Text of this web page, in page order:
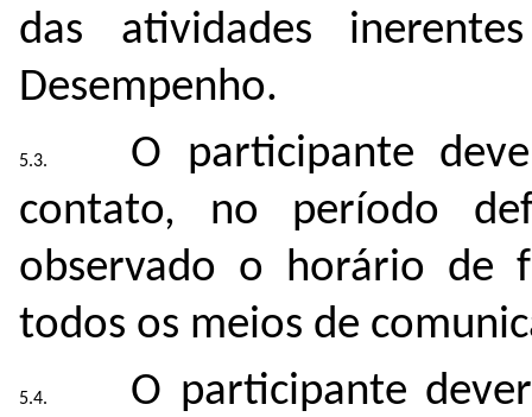
das atividades
Desempenho.
O participante
contato, no período
observado o horário de
todos os meios de
O participante